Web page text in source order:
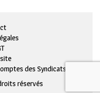
des Syndicats
réservés